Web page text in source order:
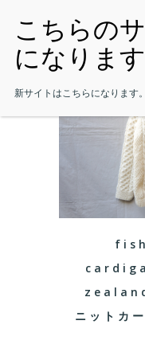
ニットカ
新サイトはこちらになります。